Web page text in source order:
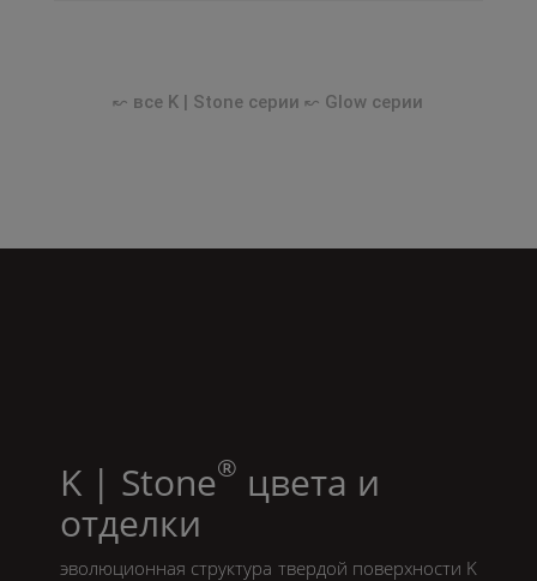
↜ все K | Stone серии ↜ Glow серии
K | Stone® цвета и
отделки
эволюционная структура твердой поверхности K